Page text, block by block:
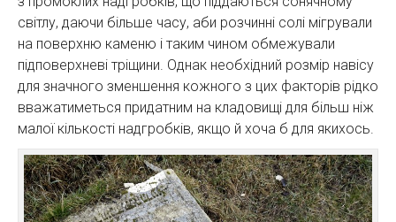
світлу, даючи більше часу, аби розчинні солі мігрували
на поверхню каменю і таким чином обмежували
підповерхневі тріщини. Однак необхідний розмір навісу
для значного зменшення кожного з цих факторів рідко
вважатиметься придатним на кладовищі для більш ніж
малої кількості надгробків, якщо й хоча б для якихось.